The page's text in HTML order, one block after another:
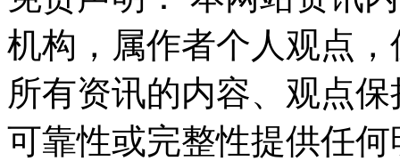
机构，属作者个人观点
所有资讯的内容、观点
可靠性或完整性提供任